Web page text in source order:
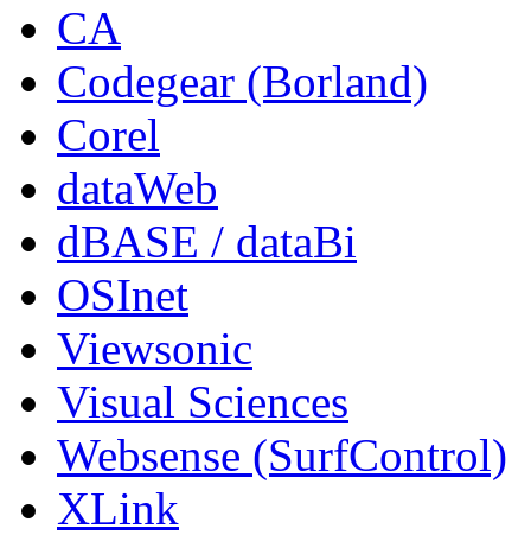
CA
Codegear (Borland)
Corel
dataWeb
dBASE / dataBi
OSInet
Viewsonic
Visual Sciences
Websense (SurfControl)
XLink